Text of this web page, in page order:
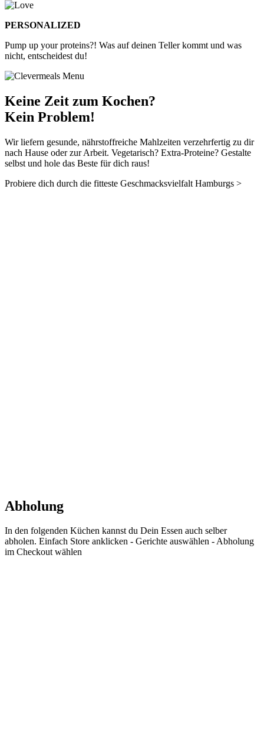
PERSONALIZED
Pump up your proteins?! Was auf deinen Teller kommt und was
nicht, entscheidest du!
Keine Zeit zum Kochen?
Kein Problem!
Wir liefern gesunde, nährstoffreiche Mahlzeiten verzehrfertig zu dir
nach Hause oder zur Arbeit. Vegetarisch? Extra-Proteine? Gestalte
selbst und hole das Beste für dich raus!
Probiere dich durch die fitteste Geschmacksvielfalt Hamburgs >
Abholung
In den folgenden Küchen kannst du Dein Essen auch selber
abholen. Einfach Store anklicken - Gerichte auswählen - Abholung
im Checkout wählen